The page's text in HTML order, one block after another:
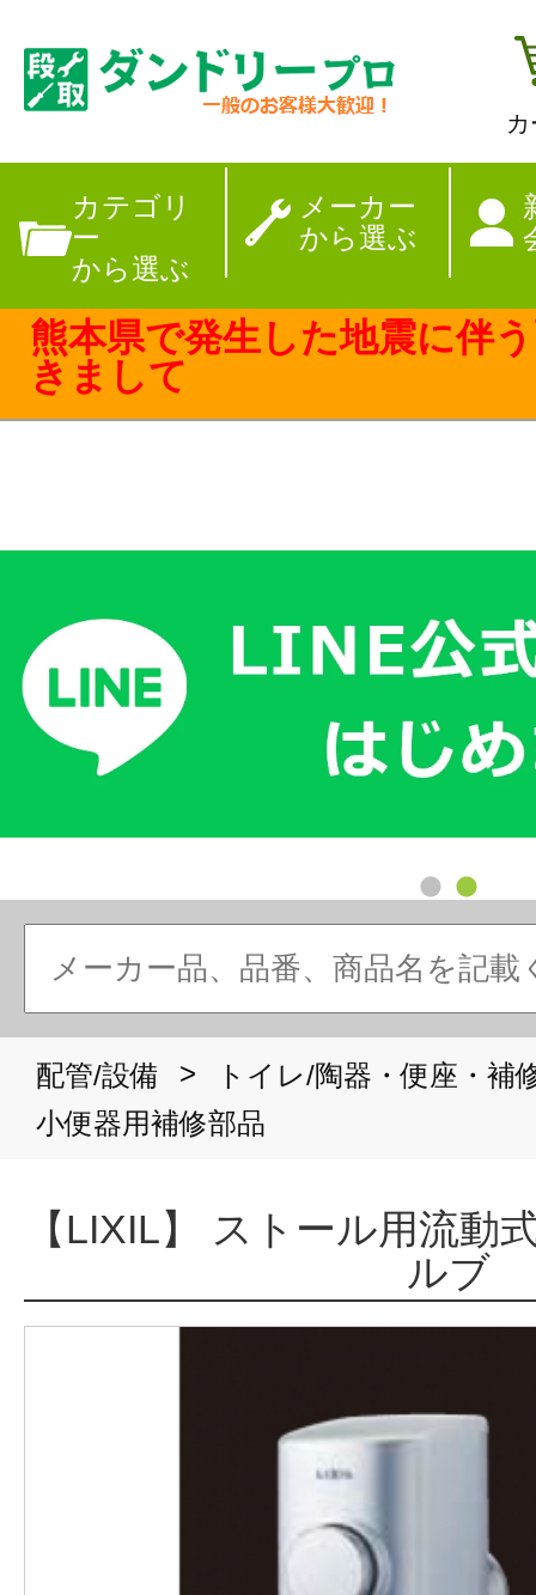
カテゴリ
ー
から選ぶ
メーカー
から選ぶ
【夏季休暇のお
熊本県で発生した地震に伴
きまして
配管/設備 >
トイレ/陶器・便座・補
小便器用補修部品
【LIXIL】 ストール用流動
ルブ